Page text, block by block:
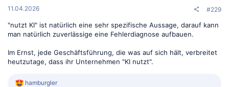
11.04.2026 #229
"nutzt KI" ist natürlich eine sehr spezifische Aussage, darauf kann
man natürlich zuverlässige eine Fehlerdiagnose aufbauen.
Im Ernst, jede Geschäftsführung, die was auf sich hält, verbreitet
heutzutage, dass ihr Unternehmen "KI nutzt".
R
hamburgler